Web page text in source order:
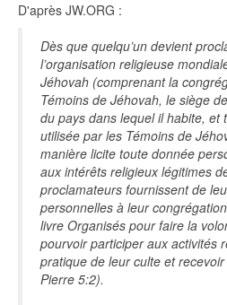
D'après JW.ORG :
Dès que quelqu’un devient
l’organisation religieuse
Jéhovah (comprenant la
Témoins de Jéhovah, le siège
du pays dans lequel il habite, et
utilisée par les Témoins de
manière licite toute donnée
aux intérêts religieux légitimes
proclamateurs fournissent de
personnelles à leur
livre Organisés pour faire la
pourvoir participer aux activités
pratique de leur culte et
Pierre 5:2).